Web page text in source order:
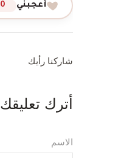
أعجبني 0
شاركنا رأيك
أترك تعليقك
الاسم